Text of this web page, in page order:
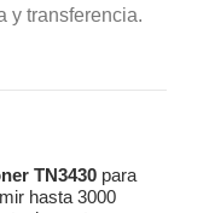
y transferencia.
TN3430 para
hasta 3000